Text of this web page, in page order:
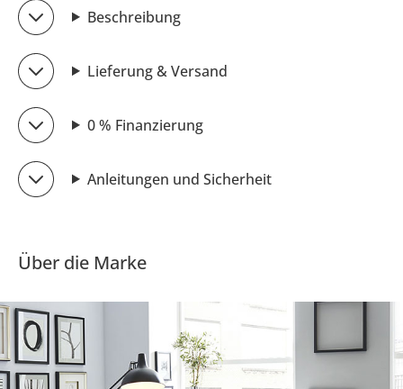
Beschreibung
Lieferung & Versand
0 % Finanzierung
Anleitungen und Sicherheit
Über die Marke